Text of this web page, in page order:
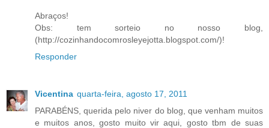
Abraços!
Obs: tem sorteio no nosso blog,
(http://cozinhandocomrosleyejotta.blogspot.com/)!
Responder
Vicentina quarta-feira, agosto 17, 2011
PARABÉNS, querida pelo niver do blog, que venham muitos
e muitos anos, gosto muito vir aqui, gosto tbm de suas